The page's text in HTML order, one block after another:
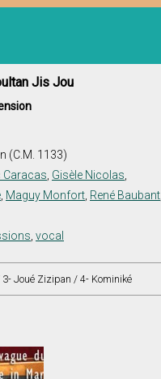
Jis Jou
(C.M. 1133)
Caracas Gisèle Nicolas
Maguy Monfort René Baubant
vocal
3- Joué Zizipan / 4- Kominiké